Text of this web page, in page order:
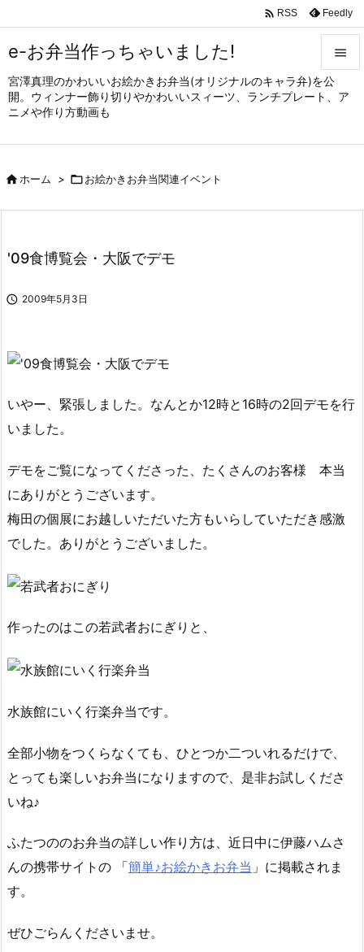
e-お弁当作っちゃいました!
宮澤真理のかわいいお絵かきお弁当(オリジナルのキャラ弁)を公
開。ウィンナー飾り切りやかわいいスィーツ、ランチプレート、ア
ニメや作り方動画も


メニュ
サイド

 RSS Feedly
ホーム > お絵かきお弁当関連イベント
'09食博覧会・大阪でデモ
 2009年5月3日
いやー、緊張しました。なんとか12時と16時の2回デモを行
いました。
デモをご覧になってくださった、たくさんのお客様 本当
にありがとうございます。
梅田の個展にお越しいただいた方もいらしていただき感激
でした。ありがとうございました。
作ったのはこの若武者おにぎりと、
水族館にいく行楽弁当です。
全部小物をつくらなくても、ひとつか二ついれるだけで、
とっても楽しいお弁当になりますので、是非お試しくださ
いね♪
ふたつののお弁当の詳しい作り方は、近日中に伊藤ハムさ
んの携帯サイトの 「簡単♪お絵かきお弁当 」に掲載されま
す。
ぜひごらんくださいませ。